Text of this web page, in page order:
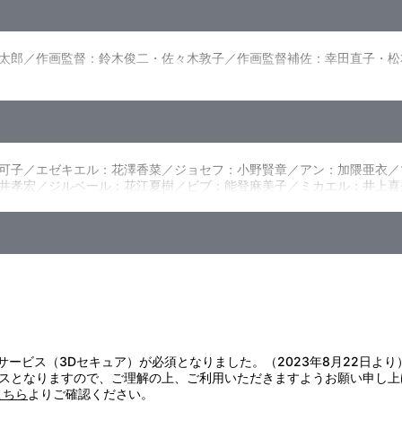
青年ジョセフに懇願されてしまったマリア。悩み続ける一方で、
で、戦場にはかつてないほど大量の兵士が集まっていく。そして、
たが、なんとか森の中の家に戻れる程度に回復した。そんな中、
ルベールが持参した“特別な薬”を飲み一命を取り留めたが、倒れ
／作画監督：鈴木俊二・佐々木敦子／作画監督補佐：幸田直子・
悟朗／シリーズ構成・脚本：倉田英之／キャラクターデザイン：
成美／撮影監督：田中宏侍／CGIディレクター：三上康博／編集
／エゼキエル：花澤香菜／ジョセフ：小野賢章／アン：加隈亜衣
孝宏／ジルベール：花江夏樹／ビブ：能登麻美子／ミカエル：井上
ービス（3Dセキュア）が必須となりました。（2023年8月22日より
なりますので、ご理解の上、ご利用いただきますようお願い申し
ちら よりご確認ください。